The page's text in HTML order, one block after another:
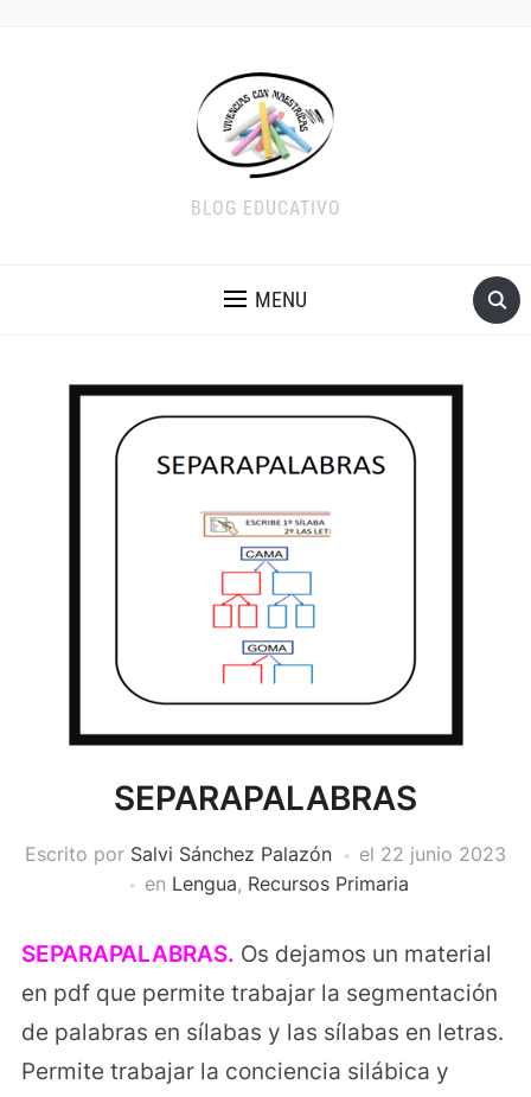
BLOG EDUCATIVO
MENU
SEPARAPALABRAS
Escrito por Salvi Sánchez Palazón el 22 junio 2023
en Lengua, Recursos Primaria
SEPARAPALABRAS. Os dejamos un material
en pdf que permite trabajar la segmentación
de palabras en sílabas y las sílabas en letras.
Permite trabajar la conciencia silábica y